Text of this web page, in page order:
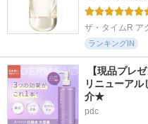
ザ・タイムR ア
ランキングIN
【現品プレ
リニューア
介★
pdc